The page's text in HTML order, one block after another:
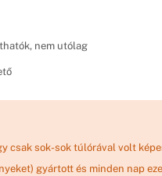
nem utólag
csak sok-sok túlórával volt
gyártott és minden nap